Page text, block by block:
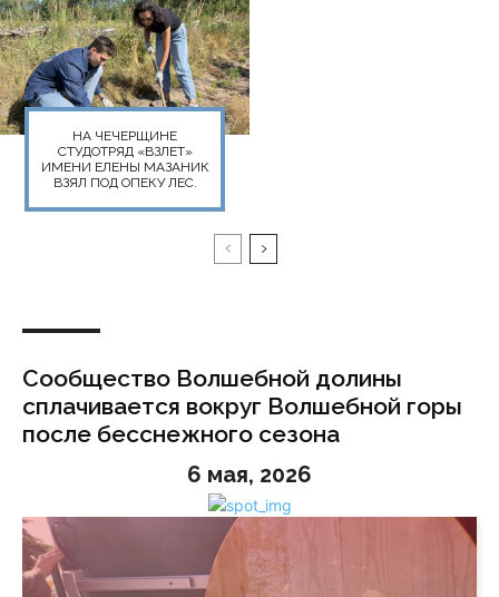
НА ЧЕЧЕРЩИНЕ
СТУДОТРЯД «ВЗЛЕТ»
ИМЕНИ ЕЛЕНЫ МАЗАНИК
ВЗЯЛ ПОД ОПЕКУ ЛЕС.